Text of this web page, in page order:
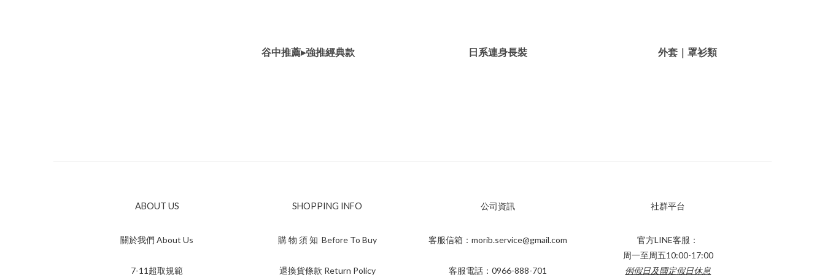
谷中推薦▸強推經典款 日系連身長裝 外套｜罩衫類
ABOUT US
關於我們 About Us
7-11超取規範
SHOPPING INFO
購 物 須 知 Before To Buy
退換貨條款 Return Policy
公司資訊
客服信箱：morib.service@gmail.com
客服電話：0966-888-701
社群平台
官方LINE客服：
周一至周五10:00-17:00
例假日及國定假日休息